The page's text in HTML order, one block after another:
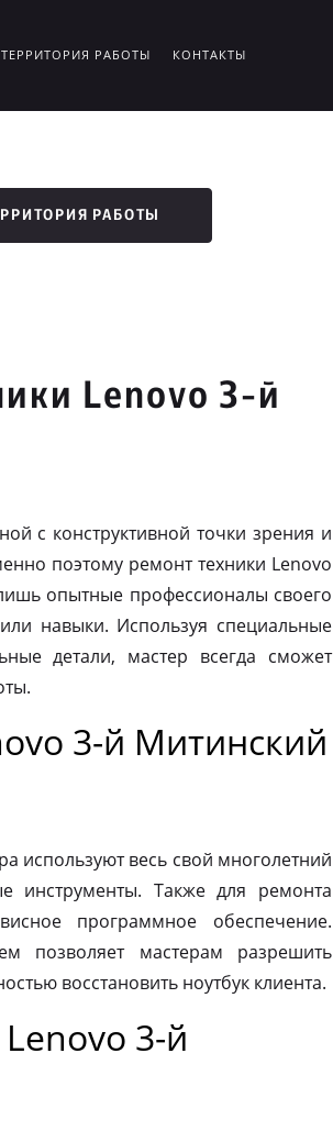
ТЕРРИТОРИЯ РАБОТЫ КОНТАКТЫ
РАБОТЫ
Lenovo 3-й
с конструктивной точки зрения и
поэтому ремонт техники Lenovo
опытные профессионалы своего
навыки. Используя специальные
детали, мастер всегда сможет
3-й Митинский
используют весь свой многолетний
инструменты. Также для ремонта
программное обеспечение.
позволяет мастерам разрешить
восстановить ноутбук клиента.
3-й